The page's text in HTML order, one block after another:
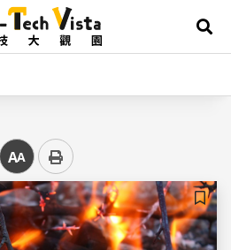
展
中
儲存